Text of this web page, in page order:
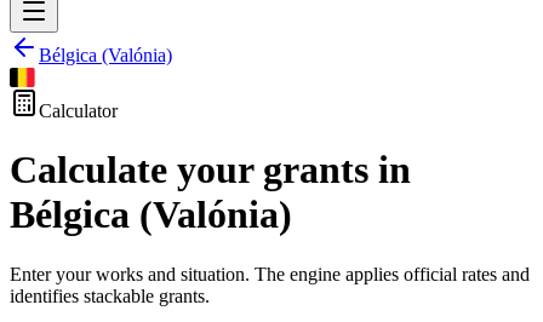
Bélgica (Valónia)
Calculator
Calculate your grants in
Bélgica (Valónia)
Enter your works and situation. The engine applies official rates and
identifies stackable grants.